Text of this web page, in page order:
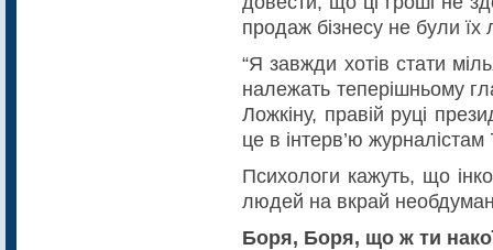
продаж бізнесу не були їх
“Я завжди хотів стати
належать теперішньому
Ложкіну, правій руці
це в інтерв’ю
Психологи кажуть, що
людей на вкрай
Боря, Боря, що ж ти